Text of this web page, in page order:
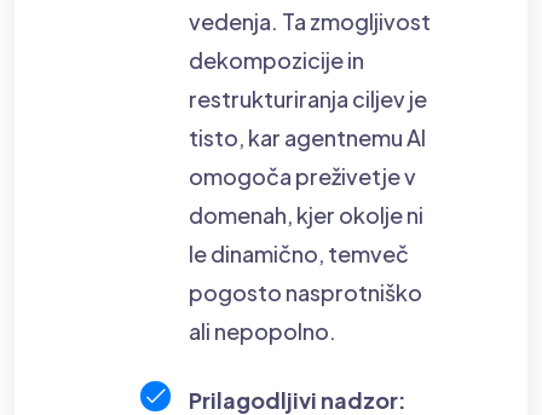
vedenja. Ta zmogljivost
dekompozicije in
restrukturiranja ciljev je
tisto, kar agentnemu AI
omogoča preživetje v
domenah, kjer okolje ni
le dinamično, temveč
pogosto nasprotniško
ali nepopolno.
Prilagodljivi nadzor: